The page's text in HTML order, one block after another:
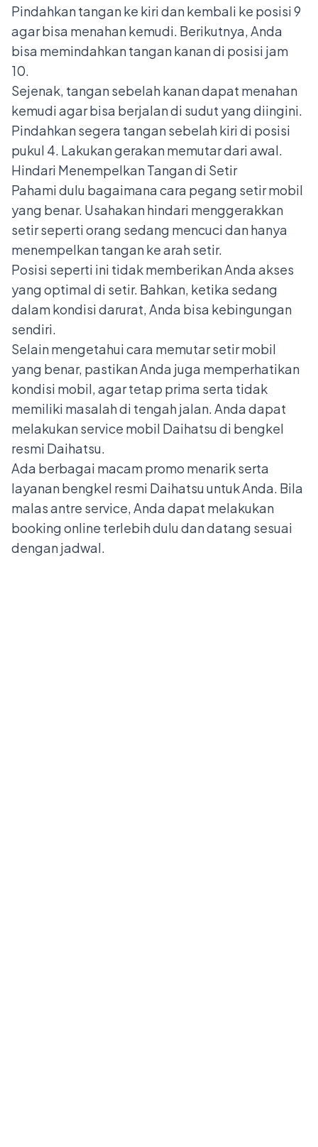
Pindahkan tangan ke kiri dan kembali ke posisi 9
agar bisa menahan kemudi. Berikutnya, Anda
bisa memindahkan tangan kanan di posisi jam
10.
Sejenak, tangan sebelah kanan dapat menahan
kemudi agar bisa berjalan di sudut yang diingini.
Pindahkan segera tangan sebelah kiri di posisi
pukul 4. Lakukan gerakan memutar dari awal.
Hindari Menempelkan Tangan di Setir
Pahami dulu bagaimanacara pegang setir mobil
yang benar. Usahakan hindari menggerakkan
setir seperti orang sedang mencuci dan hanya
menempelkan tangan ke arah setir.
Posisi seperti ini tidak memberikan Anda akses
yang optimal di setir. Bahkan, ketika sedang
dalam kondisi darurat, Anda bisa kebingungan
sendiri.
Selain mengetahui cara memutar setir mobil
yang benar, pastikan Anda juga memperhatikan
kondisi mobil, agar tetap prima serta tidak
memiliki masalah di tengah jalan. Anda dapat
melakukan service mobil Daihatsu di bengkel
resmi Daihatsu.
Ada berbagai macam promo menarik serta
layanan bengkel resmi Daihatsu untuk Anda. Bila
malas antre service, Anda dapat melakukan
booking online terlebih dulu dan datang sesuai
dengan jadwal.